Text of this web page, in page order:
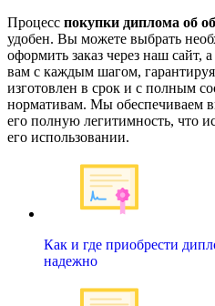
Процесс покупки диплома об
удобен. Вы можете выбрать
оформить заказ через наш сайт,
вам с каждым шагом,
изготовлен в срок и с полным
нормативам. Мы обеспечиваем
его полную легитимность, что
его использовании.
Как и где приобрести
надежно